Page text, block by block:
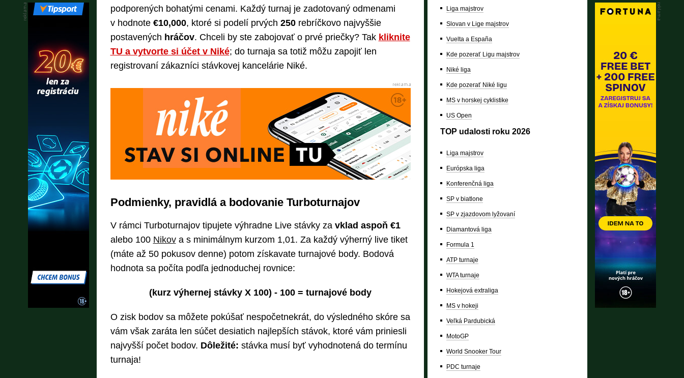
podporených bohatými cenami. Každý turnaj je zadotovaný odmenami
v hodnote €10,000, ktoré si podelí prvých 250rebríčkovo najvyššie
postavených hráčov. Chceli by ste zabojovať o prvé priečky? Tak kliknite
TU a vytvorte si účet v Niké; do turnaja sa totiž môžu zapojiť len
registrovaní zákazníci stávkovej kancelárie Niké.
Podmienky, pravidlá a bodovanie Turboturnajov
V rámci Turboturnajov tipujete výhradne Live stávky za vklad aspoň €1
alebo 100 Nikova s minimálnym kurzom 1,01. Za každý výherný live tiket
(máte až 50 pokusov denne) potom získavate turnajové body. Bodová
hodnota sa počíta podľa jednoduchej rovnice:
(kurz výhernej stávky X 100) - 100 = turnajové body
O zisk bodov sa môžete pokúšať nespočetnekrát, do výsledného skóre sa
vám však zaráta len súčet desiatich najlepších stávok, ktoré vám priniesli
najvyšší počet bodov. Dôležité: stávka musí byť vyhodnotená do termínu
turnaja!
Liga majstrov
Slovan v Lige majstrov
Vuelta a España
Kde pozerať Ligu majstrov
Niké liga
Kde pozerať Niké ligu
MS v horskej cyklistike
US Open
TOP udalosti roku 2026
Liga majstrov
Európska liga
Konferenčná liga
SP v biatlone
SP v zjazdovom lyžovaní
Diamantová liga
Formula 1
ATP turnaje
WTA turnaje
Hokejová extraliga
MS v hokeji
Veľká Pardubická
MotoGP
World Snooker Tour
PDC turnaje